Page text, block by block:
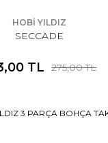
HOBİ YILDIZ
SECCADE
TL 275,00 TL